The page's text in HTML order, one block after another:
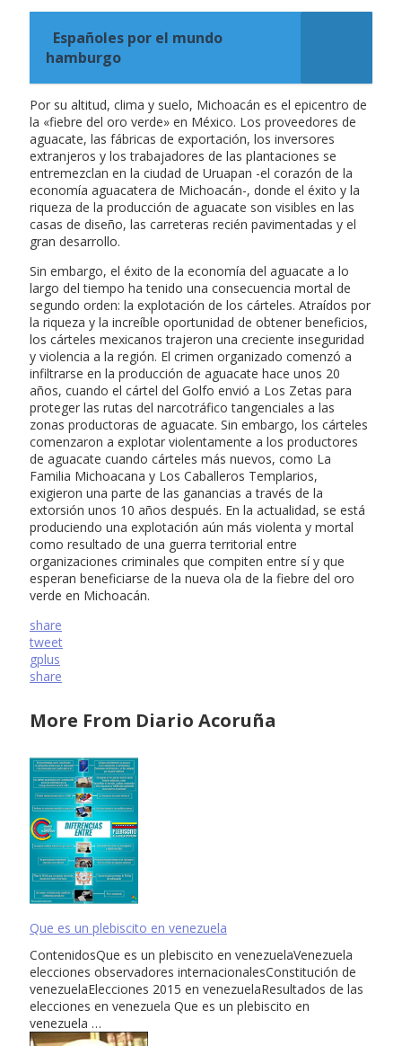
Españoles por el mundo
hamburgo
Por su altitud, clima y suelo, Michoacán es el epicentro de
la «fiebre del oro verde» en México. Los proveedores de
aguacate, las fábricas de exportación, los inversores
extranjeros y los trabajadores de las plantaciones se
entremezclan en la ciudad de Uruapan -el corazón de la
economía aguacatera de Michoacán-, donde el éxito y la
riqueza de la producción de aguacate son visibles en las
casas de diseño, las carreteras recién pavimentadas y el
gran desarrollo.
Sin embargo, el éxito de la economía del aguacate a lo
largo del tiempo ha tenido una consecuencia mortal de
segundo orden: la explotación de los cárteles. Atraídos por
la riqueza y la increíble oportunidad de obtener beneficios,
los cárteles mexicanos trajeron una creciente inseguridad
y violencia a la región. El crimen organizado comenzó a
infiltrarse en la producción de aguacate hace unos 20
años, cuando el cártel del Golfo envió a Los Zetas para
proteger las rutas del narcotráfico tangenciales a las
zonas productoras de aguacate. Sin embargo, los cárteles
comenzaron a explotar violentamente a los productores
de aguacate cuando cárteles más nuevos, como La
Familia Michoacana y Los Caballeros Templarios,
exigieron una parte de las ganancias a través de la
extorsión unos 10 años después. En la actualidad, se está
produciendo una explotación aún más violenta y mortal
como resultado de una guerra territorial entre
organizaciones criminales que compiten entre sí y que
esperan beneficiarse de la nueva ola de la fiebre del oro
verde en Michoacán.
share
tweet
gplus
share
More From Diario Acoruña
Que es un plebiscito en venezuela
ContenidosQue es un plebiscito en venezuelaVenezuela
elecciones observadores internacionalesConstitución de
venezuelaElecciones 2015 en venezuelaResultados de las
elecciones en venezuela Que es un plebiscito en
venezuela …